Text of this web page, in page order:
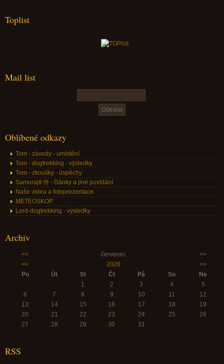
Toplist
Mail list
Oblíbené odkazy
Tom - závody - umístění
Tom - dogtrekking - výsledky
Tom - zkoušky - úspěchy
Samurajtt 侍 - články a jiné povídání
Naše videa a fotoprezentace
METEOSKOP
Lord-dogtrekking - výsledky
Archiv
<< červenec
>>
<<
2026
>>
Po
Út St Čt Pá So
Ne
1
2 3 4
5
6
7 8 9 10 11
12
13
14 15 16 17 18
19
20
21 22 23 24 25
26
27
28 29 30 31
RSS